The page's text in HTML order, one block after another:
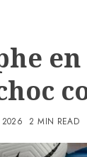
2026 2 MIN READ